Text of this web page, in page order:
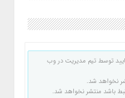
توسط تیم مدیریت در وب
نخواهد شد.
باشد منتشر نخواهد شد.